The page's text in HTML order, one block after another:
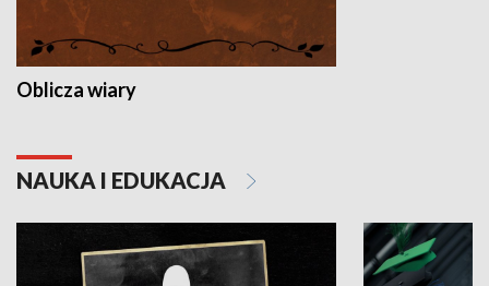
Oblicza wiary
NAUKA I EDUKACJA